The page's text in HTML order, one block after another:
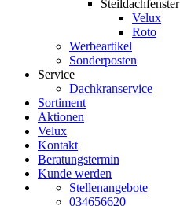
Steildachfenster
Velux
Roto
Werbeartikel
Sonderposten
Service
Dachkranservice
Sortiment
Aktionen
Velux
Kontakt
Beratungstermin
Kunde werden
Stellenangebote
034656620